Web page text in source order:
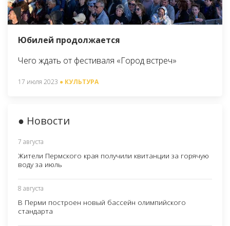
Юбилей продолжается
Чего ждать от фестиваля «Город встреч»
17 июля 2023 ● КУЛЬТУРА
● Новости
7 августа
Жители Пермского края получили квитанции за горячую
воду за июль
8 августа
В Перми построен новый бассейн олимпийского
стандарта